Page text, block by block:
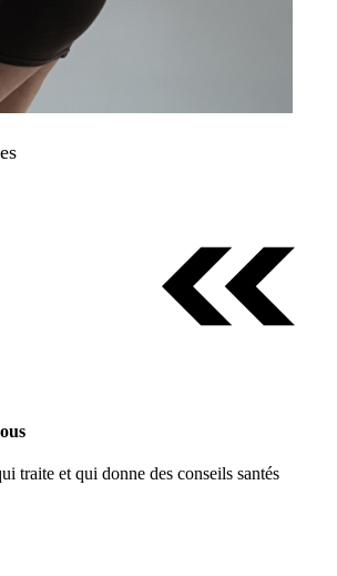
traite et qui donne des conseils santés